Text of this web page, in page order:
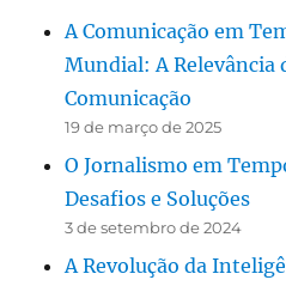
A Comunicação em
Mundial: A Relevância
Comunicação
19 de março de 2025
O Jornalismo em
Desafios e Soluções
3 de setembro de 2024
A Revolução da